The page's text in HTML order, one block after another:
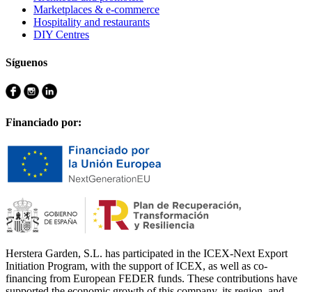
Marketplaces & e-commerce
Hospitality and restaurants
DIY Centres
Síguenos
Financiado por:
Herstera Garden, S.L. has participated in the ICEX-Next Export
Initiation Program, with the support of ICEX, as well as co-
financing from European FEDER funds. These contributions have